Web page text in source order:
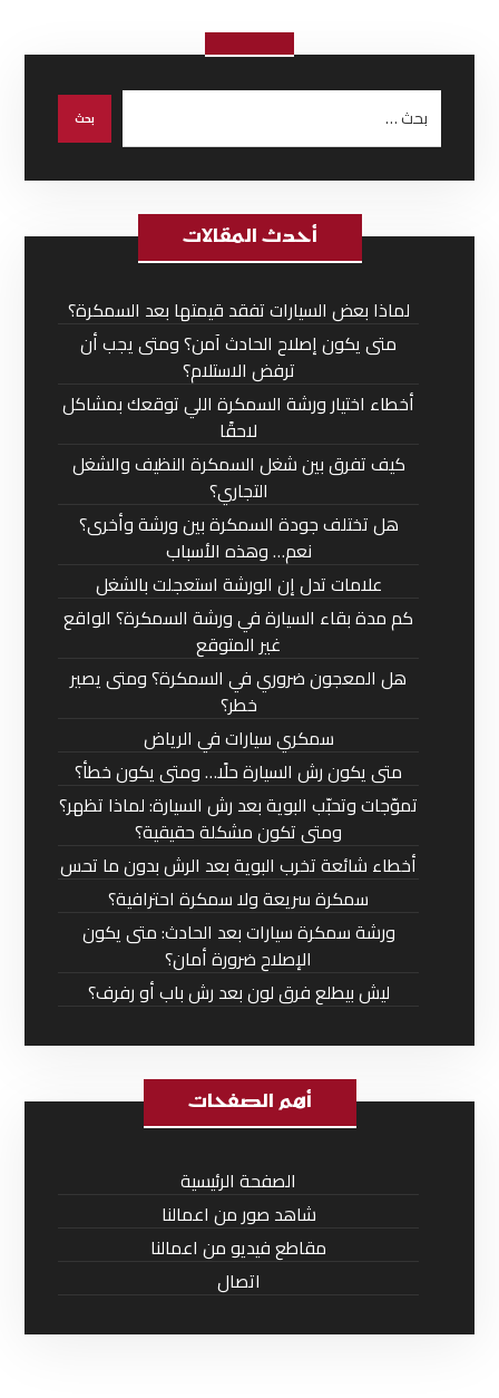
أحدث المقالات
لماذا بعض السيارات تفقد قيمتها بعد السمكرة؟
متى يكون إصلاح الحادث آمن؟ ومتى يجب أن
ترفض الاستلام؟
أخطاء اختيار ورشة السمكرة اللي توقعك بمشاكل
لاحقًا
كيف تفرق بين شغل السمكرة النظيف والشغل
التجاري؟
هل تختلف جودة السمكرة بين ورشة وأخرى؟
نعم… وهذه الأسباب
علامات تدل إن الورشة استعجلت بالشغل
كم مدة بقاء السيارة في ورشة السمكرة؟ الواقع
غير المتوقع
هل المعجون ضروري في السمكرة؟ ومتى يصير
خطر؟
سمكري سيارات في الرياض
متى يكون رش السيارة حلًا… ومتى يكون خطأ؟
تموّجات وتحبّب البوية بعد رش السيارة: لماذا تظهر؟
ومتى تكون مشكلة حقيقية؟
أخطاء شائعة تخرب البوية بعد الرش بدون ما تحس
سمكرة سريعة ولا سمكرة احترافية؟
ورشة سمكرة سيارات بعد الحادث: متى يكون
الإصلاح ضرورة أمان؟
ليش بيطلع فرق لون بعد رش باب أو رفرف؟
أهم الصفحات
الصفحة الرئيسية
شاهد صور من اعمالنا
مقاطع فيديو من اعمالنا
اتصال